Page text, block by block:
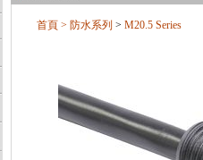
首頁 > 防水系列 > M20.5 Series